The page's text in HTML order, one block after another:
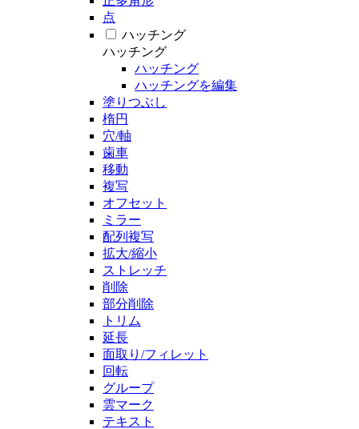
点
ハッチング
ハッチング
ハッチング
ハッチングを編集
塗りつぶし
楕円
穴/軸
歯車
移動
複写
オフセット
ミラー
配列複写
拡大/縮小
ストレッチ
削除
部分削除
トリム
延長
面取り/フィレット
回転
グループ
雲マーク
テキスト